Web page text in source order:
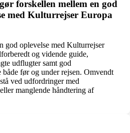
forskellen mellem en god
med Kulturrejser Europa
god oplevelse med Kulturrejser
og vidende guide,
udflugter samt god
før og under rejsen. Omvendt
ved udfordringer med
manglende håndtering af